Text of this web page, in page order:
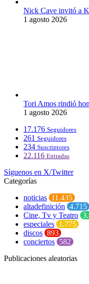
Nick Cave invitó a
1 agosto 2026
Tori Amos rindió
1 agosto 2026
17.176 Seguidores
261 Seguidores
234 Suscriptores
22.116 Entradas
Síguenos en X/Twitter
Categorías
noticias 11.435
altadefinición 4.715
Cine, Tv y Teatro
especiales 1.775
discos 893
conciertos 582
Publicaciones aleatorias